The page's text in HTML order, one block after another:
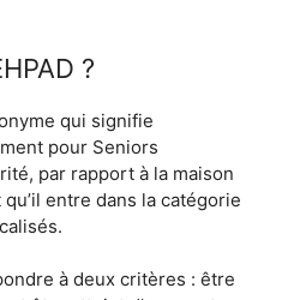
?
qui signifie
pour Seniors
par rapport à la maison
entre dans la catégorie
à deux critères : être